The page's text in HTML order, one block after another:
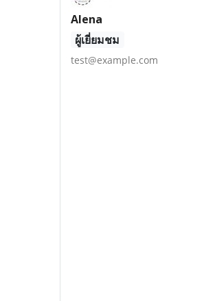
Alena
ผู้เยี่ยมชม
test@example.com